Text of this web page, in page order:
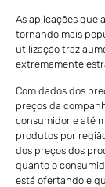
As aplicações que
tornando mais
utilização traz
extremamente
Com dados dos
preços da
consumidor e até
produtos por
dos preços dos
quanto o
está ofertando e